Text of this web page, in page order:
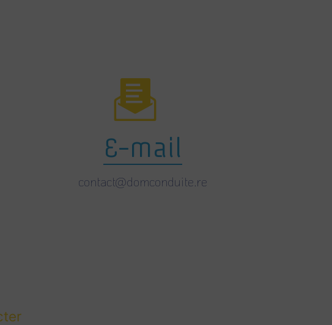
E-mail
contact@domconduite.re